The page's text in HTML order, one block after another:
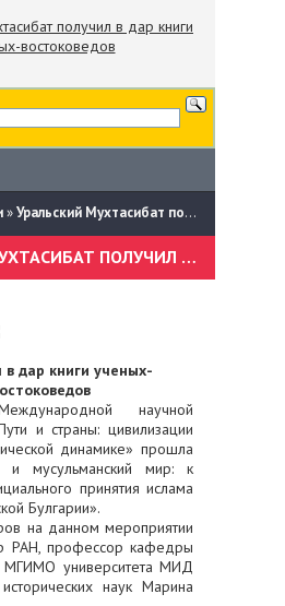
»Уральский Мухтасибат получил в дар книги ученых-востоковедов
УРАЛЬСКИЙ МУХТАСИБАТ ПОЛУЧИЛ В ДАР КНИГИ УЧЕНЫХ-ВОСТОКОВЕДОВ
в дар книги ученых-
научной
и страны: цивилизации
динамике» прошла
и мусульманский мир: к
принятия ислама
Булгарии».
на данном мероприятии
РАН, профессор кафедры
МГИМО университета МИД
наук Марина